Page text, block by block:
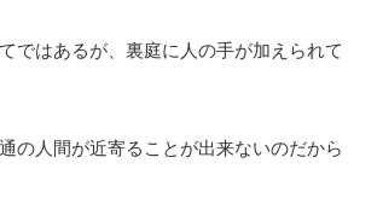
ではあるが、裏庭に人の手が加えられて
の人間が近寄ることが出来ないのだから